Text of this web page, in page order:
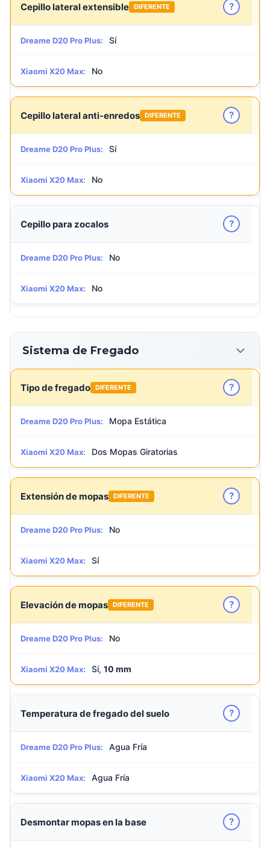
Cepillo lateral extensible DIFERENTE ?
Dreame D20 Pro Plus: Sí
Xiaomi X20 Max: No
Cepillo lateral anti-enredos DIFERENTE ?
Dreame D20 Pro Plus: Sí
Xiaomi X20 Max: No
Cepillo para zocalos ?
Dreame D20 Pro Plus: No
Xiaomi X20 Max: No
Sistema de Fregado
Tipo de fregado DIFERENTE ?
Dreame D20 Pro Plus: Mopa Estática
Xiaomi X20 Max: Dos Mopas Giratorias
Extensión de mopas DIFERENTE ?
Dreame D20 Pro Plus: No
Xiaomi X20 Max: Sí
Elevación de mopas DIFERENTE ?
Dreame D20 Pro Plus: No
Xiaomi X20 Max: Sí, 10 mm
Temperatura de fregado del suelo ?
Dreame D20 Pro Plus: Agua Fría
Xiaomi X20 Max: Agua Fría
Desmontar mopas en la base ?